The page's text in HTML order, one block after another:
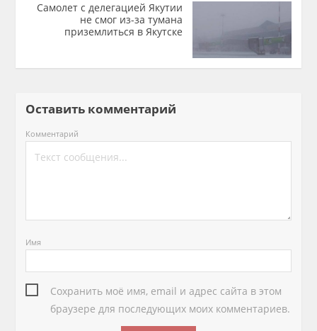
Самолет с делегацией Якутии
не смог из-за тумана
приземлиться в Якутске
Оставить комментарий
Комментарий
Имя
Сохранить моё имя, email и адрес сайта в этом
браузере для последующих моих комментариев.